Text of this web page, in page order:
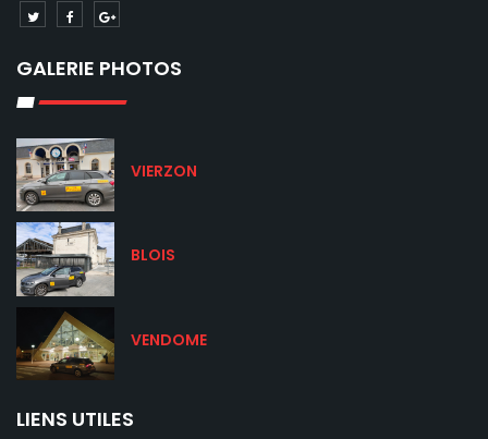
GALERIE PHOTOS
VIERZON
BLOIS
VENDOME
LIENS UTILES